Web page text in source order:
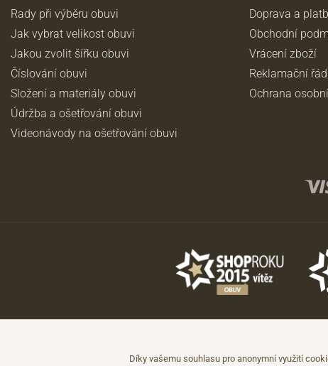
Rady při výběru obuvi
Jak vybrat velikost obuvi
Jakou zvolit šířku obuvi
Číslování obuvi
Složení a materiály obuvi
Údržba a ošetřování obuvi
Videonávody na ošetřování obuvi
Doprava a
Obchodní
Vrácení zboží
Reklamační řád
Ochrana
Díky vašemu souhlasu pro anonymní využití